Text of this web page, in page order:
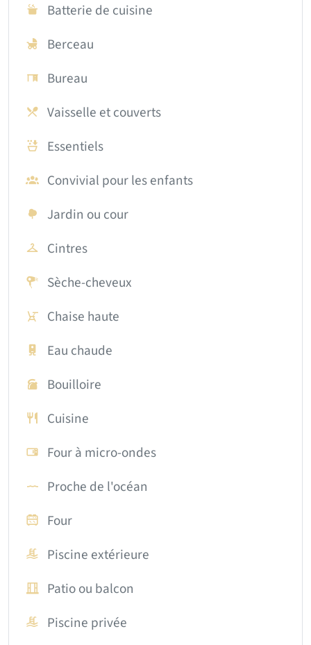
Batterie de cuisine
Berceau
Bureau
Vaisselle et couverts
Essentiels
Convivial pour les enfants
Jardin ou cour
Cintres
Sèche-cheveux
Chaise haute
Eau chaude
Bouilloire
Cuisine
Four à micro-ondes
Proche de l'océan
Four
Piscine extérieure
Patio ou balcon
Piscine privée